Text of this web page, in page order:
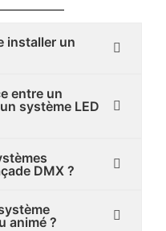
installer un
entre un
système LED
DMX ?
animé ?